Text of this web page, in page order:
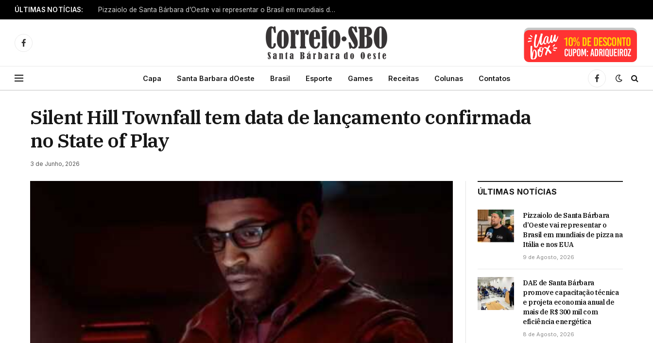
ÚLTIMAS NOTÍCIAS: Pizzaiolo de Santa Bárbara d’Oeste vai representar o Brasil em mundiais de pizza na Itália e nos EUA
Facebook
Capa Santa Barbara dOeste Brasil Esporte Games Receitas Colunas Contatos
Facebook
Silent Hill Townfall tem data de lançamento confirmada
no State of Play
3 de Junho, 2026
ÚLTIMAS NOTÍCIAS
Pizzaiolo de Santa Bárbara
d’Oeste vai representar o
Brasil em mundiais de pizza na
Itália e nos EUA
9 de Agosto, 2026
DAE de Santa Bárbara
promove capacitação técnica
e projeta economia anual de
mais de R$ 300 mil com
eficiência energética
8 de Agosto, 2026